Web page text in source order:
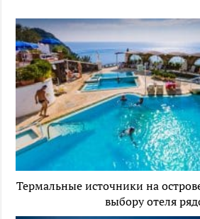
Термальные источники на
выбору отеля